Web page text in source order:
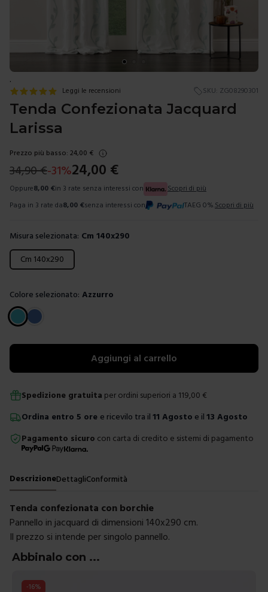
.
Leggi le recensioni SKU: ZG08290301
Tenda Confezionata Jacquard
Larissa
Prezzo più basso: 24,00 €
34,90€-31%24,00 €
Oppure8,00 €in 3 rate senza interessi con
Scopri di più
Paga in 3 rate da8,00 €senza interessi con TAEG 0%. Scopri di più
Misura selezionata: Cm 140x290
Scegli una misura
Cm 140x290
Colore selezionato: Azzurro
Scegli un colore
Aggiungi al carrello
Spedizione gratuita per ordini superiori a 119,00 €
Ordina entro 5 ore e ricevilo tra il 11 Agosto e il 13 Agosto
Pagamento sicuro con carta di credito e sistemi di pagamento
DescrizioneDettagliConformità
Tenda confezionata con borchie
Pannello in jacquard di dimensioni 140x290 cm.
Il prezzo si intende per singolo pannello.
Abbinalo con ...
-16